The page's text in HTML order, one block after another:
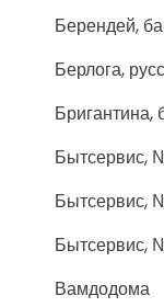
Берендей,
Берлога,
Бригантина,
Бытсервис,
Бытсервис,
Бытсервис,
Вамдодома